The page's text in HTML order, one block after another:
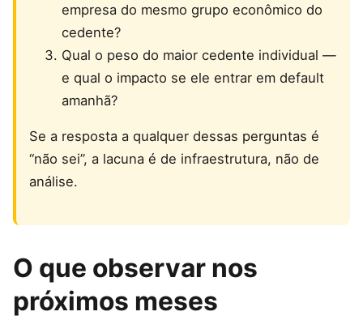
empresa do mesmo grupo econômico do
cedente?
Qual o peso do maior cedente individual —
e qual o impacto se ele entrar em default
amanhã?
Se a resposta a qualquer dessas perguntas é
“não sei”, a lacuna é de infraestrutura, não de
análise.
O que observar nos
próximos meses